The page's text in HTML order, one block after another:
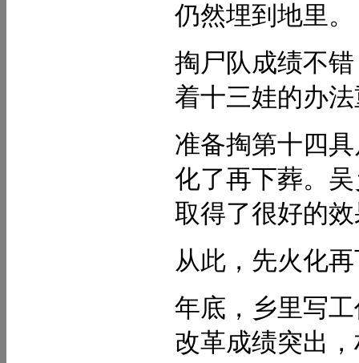
仍然埋到地里。
掏尸队成绩不
着十三娃的办
准备掏第十四
化了再下葬。
取得了很好的
从此，先火化
年底，乡里写
改革成绩突出